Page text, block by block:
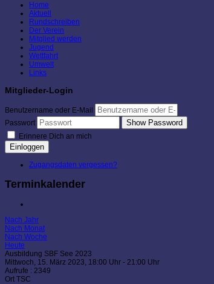
Home
Aktuell
Rundschreiben
Der Verein
Mitglied werden
Jugend
Wettfahrt
Umwelt
Links
Mitglieder-Login
Benutzername oder E-Mail
Passwort
Show Password
Erinnere Dich an mich
Einloggen
Zugangsdaten vergessen?
Terminkalender
Nach Jahr
Nach Monat
Nach Woche
Heute
Ausbildung SBF See 2023
Mittwoch, 15. März 2023, 18:00 Uhr - 21:00 Uhr
Aufrufe : 2349
Ort TSC